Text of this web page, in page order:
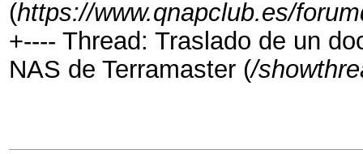
(https://www.qnapclub.es/
+---- Thread: Traslado de un
NAS de Terramaster (/